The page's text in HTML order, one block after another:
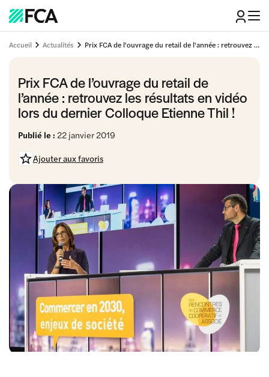
Accueil Actualités Prix FCA de l'ouvrage du retail de l'année : retrouvez les résultats en vidéo lors du dernier Colloque Etienne Thil !
Prix FCA de l’ouvrage du retail de
l’année : retrouvez les résultats en vidéo
lors du dernier Colloque Etienne Thil !
Publié le : 22 janvier 2019
Ajouter aux favoris